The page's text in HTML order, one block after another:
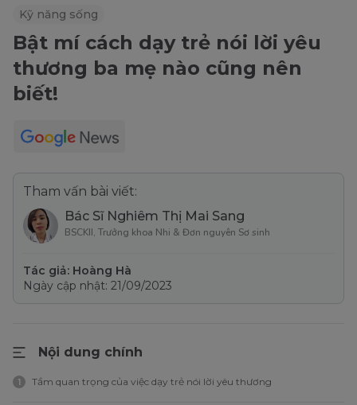
Kỹ năng sống
Bật mí cách dạy trẻ nói lời yêu
thương ba mẹ nào cũng nên
biết!
Tham vấn bài viết:
Bác Sĩ Nghiêm Thị Mai Sang
BSCKII, Trưởng khoa Nhi & Đơn nguyên Sơ sinh
Tác giả: Hoàng Hà
Ngày cập nhật: 21/09/2023
Nội dung chính
1 Tầm quan trọng của việc dạy trẻ nói lời yêu thương